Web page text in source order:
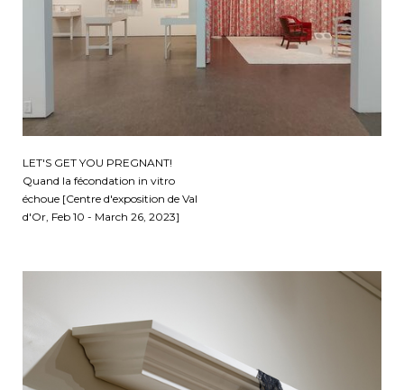
LET'S GET YOU PREGNANT!
Quand la fécondation in vitro
échoue [Centre d'exposition de Val
d'Or, Feb 10 - March 26, 2023]